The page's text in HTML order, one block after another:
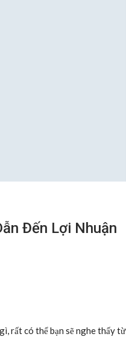
Đến Lợi Nhuận
rất có thể bạn sẽ nghe thấy từ